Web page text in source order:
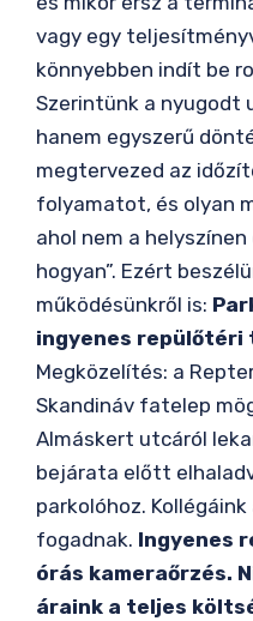
vagy egy
könnyebben indít be
Szerintünk a nyugodt
hanem egyszerű
megtervezed az
folyamatot, és olyan
ahol nem a helyszínen
hogyan”. Ezért
működésünkről is:
ingyenes
Megközelítés: a
Skandináv fatelep
Almáskert utcáról
bejárata előtt
parkolóhoz.
fogadnak. Ingyenes
órás kameraőrzés.
áraink a teljes